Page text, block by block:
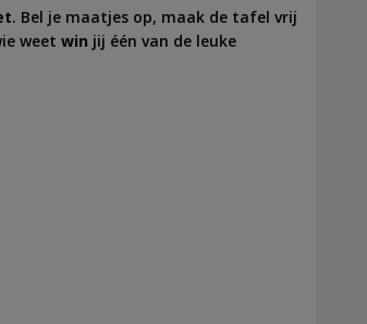
. Bel je maatjes op, maak de tafel vrij
weet win jij één van de leuke